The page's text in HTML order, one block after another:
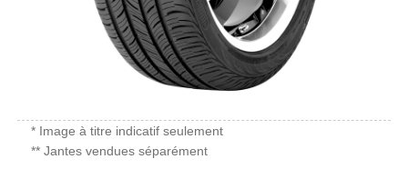
* Image à titre indicatif seulement
** Jantes vendues séparément